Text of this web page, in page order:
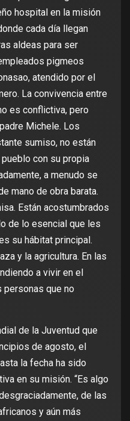
hospital en la misión
cada día llegan
aldeas para ser
pigmeos
atendido por el
La convivencia entre
es conflictiva, pero
Michele. Los
sumiso, no están
con su propia
a menudo se
mano de obra barata.
Están acostumbrados
de lo esencial que les
su hábitat principal.
y la agricultura. En las
a vivir en el
personas que no
de la Juventud que
de agosto, el
la fecha ha sido
en su misión. “Es algo
de las
y aún más